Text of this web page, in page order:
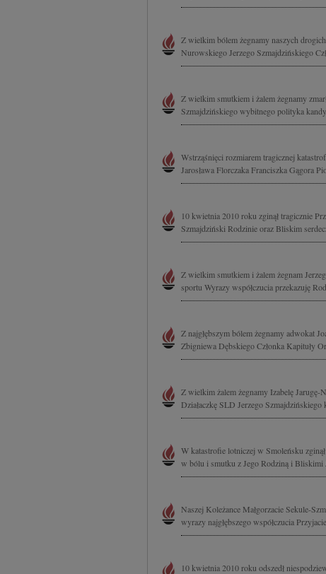
Z wielkim bólem żegnamy naszych
Nurowskiego Jerzego Szmajdzińskiego
Z wielkim smutkiem i żalem żegnamy
Szmajdzińskiego wybitnego polityka
Wstrząśnięci rozmiarem tragicznej
Jarosława Florczaka Franciszka Gągora
10 kwietnia 2010 roku zginął tragicznie
Szmajdziński Rodzinie oraz Bliskim
Z wielkim smutkiem i żalem żegnam
sportu Wyrazy współczucia przekazuję
Z najgłębszym bólem żegnamy adwokat
Zbigniewa Dębskiego Członka Kapituły
Z wielkim żalem żegnamy Izabelę Jarugę-
Działaczkę SLD Jerzego Szmajdzińskiego
W katastrofie lotniczej w Smoleńsku
w bólu i smutku z Jego Rodziną i Bliskimi
Naszej Koleżance Małgorzacie Sekule-
wyrazy najgłębszego współczucia
10 kwietnia 2010 roku odszedł